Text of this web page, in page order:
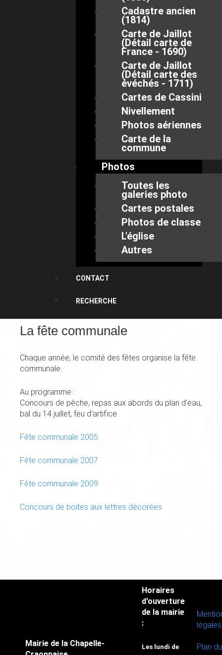
Cadastre ancien
(1814)
Carte de Jaillot
(Détail carte de
France - 1690)
Carte de Jaillot
(Détail carte des
évéchés - 1711)
Cartes de Cassini
Nivellement
Photos aériennes
Carte de la
commune
Photos
Toutes les
galeries photo
Cartes postales
Photos de classe
L'église
Autres
CONTACT
RECHERCHE
La fête communale
Chaque année, le comité des fêtes organise la fête
communale.
Au programme :
Concours de pêche, repas aux abords du plan d'eau,
bal du 14 juillet, feu d'artifice.
Fête communale 2005
Fête communale 2007
Fête communale 2009
Concours de boites aux lettres décorées
Mairie de la Chapelle-
Horaires
d'ouverture
de la mairie
:
Les lundi de
légales
Plan